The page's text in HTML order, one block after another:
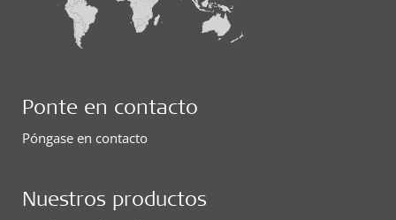
Ponte en contacto
Póngase en contacto
Nuestros productos